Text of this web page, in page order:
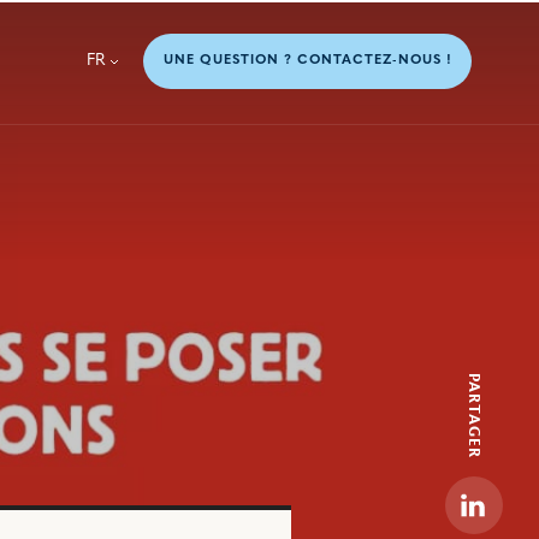
FR UNE QUESTION ? CONTACTEZ-NOUS !
PARTAGER